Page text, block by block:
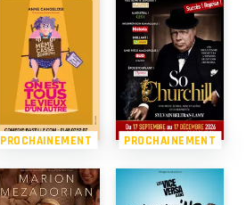
PROCHAINEMENT PROCHAINEMENT